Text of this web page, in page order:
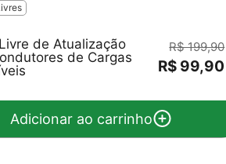
de Atualização
de Cargas
R$ 199,90
R$ 99,90
Adicionar ao carrinho